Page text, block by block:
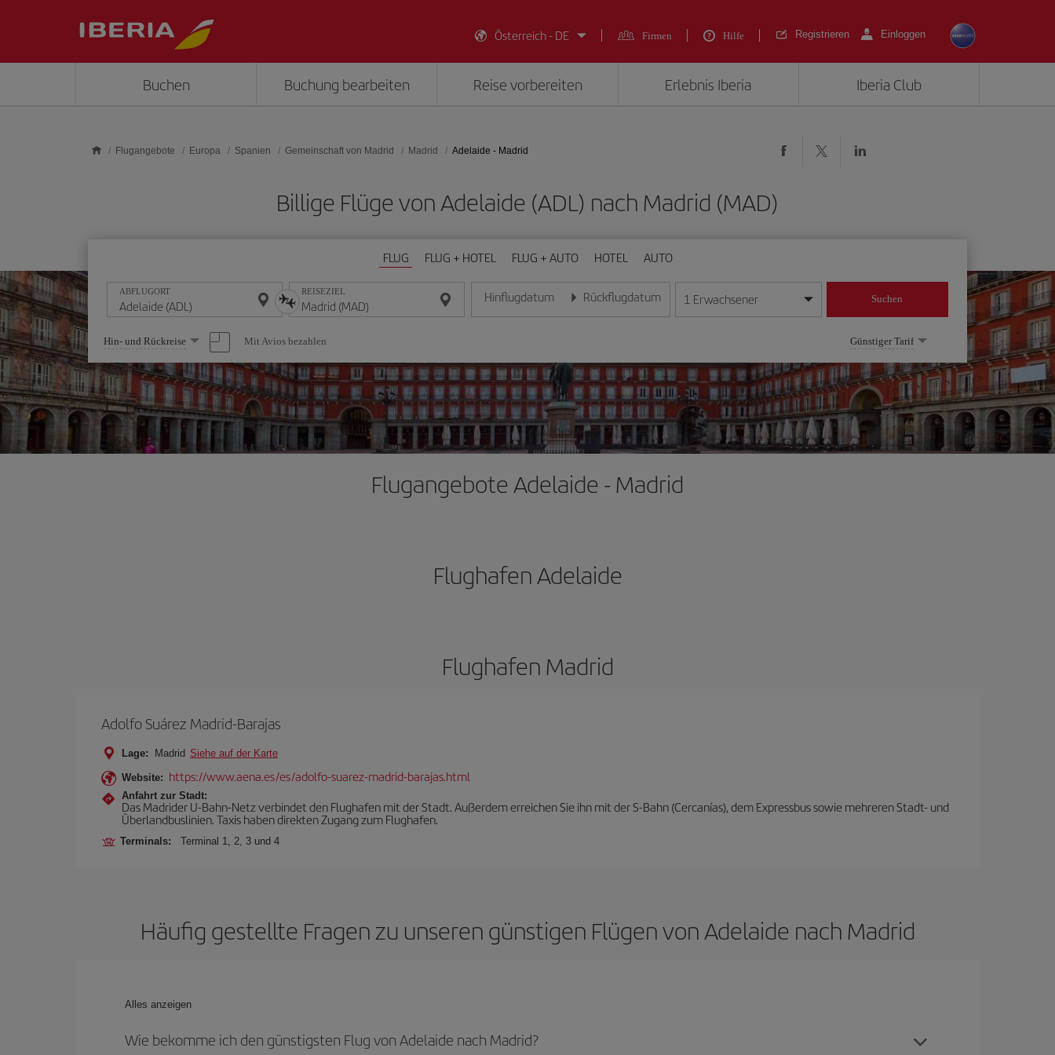
Österreich - DE
Firmen Hilfe Registrieren Einloggen
Buchen Buchung bearbeiten Reise vorbereiten Erlebnis Iberia Iberia Club
Flugangebote Europa Spanien Gemeinschaft von Madrid Madrid Adelaide - Madrid
Billige Flüge von Adelaide (ADL) nach Madrid (MAD)
FLUG FLUG + HOTEL FLUG + AUTO HOTEL AUTO
ABFLUGORT REISEZIEL Hinflugdatum
Geben Sie das Datum im Format Tag/Monat/Jahr ein
Rückflugdatum
Geben Sie das Datum im Format Tag/Monat/Jahr ein
1 Erwachsener Suchen
Wählen
Sie
eine
Option
Hin- und Rückreise Mit Avios bezahlen Günstiger Tarif
Flugangebote Adelaide - Madrid
Flughafen Adelaide
Flughafen Madrid
Adolfo Suárez Madrid-Barajas
Lage: Madrid Siehe auf der Karte
Website: https://www.aena.es/es/adolfo-suarez-madrid-barajas.html
Anfahrt zur Stadt:
Das Madrider U-Bahn-Netz verbindet den Flughafen mit der Stadt. Außerdem erreichen Sie ihn mit der S-Bahn (Cercanías), dem Expressbus sowie mehreren Stadt- und
Überlandbuslinien. Taxis haben direkten Zugang zum Flughafen.
Terminals: Terminal 1, 2, 3 und 4
Häufig gestellte Fragen zu unseren günstigen Flügen von Adelaide nach Madrid
Alles anzeigen
Wie bekomme ich den günstigsten Flug von Adelaide nach Madrid?